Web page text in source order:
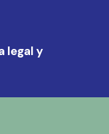
legal y